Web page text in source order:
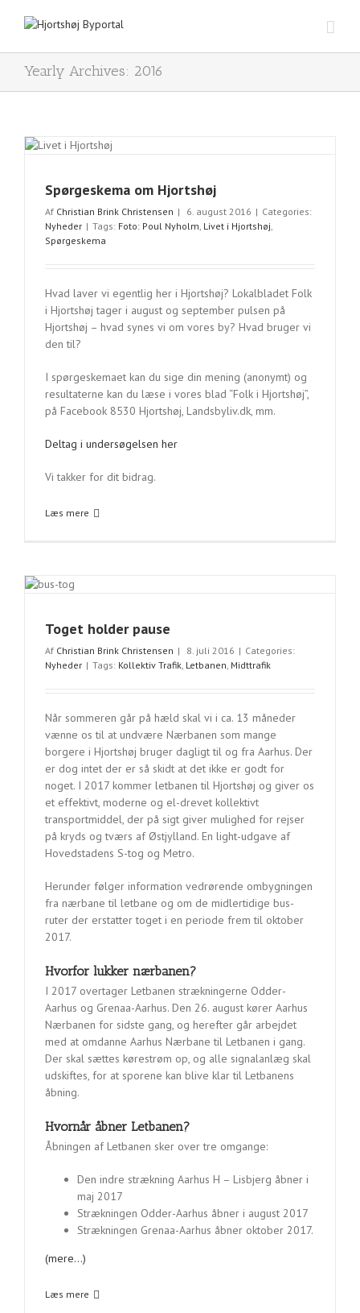
Yearly Archives: 2016
Spørgeskema om Hjortshøj
Af Christian Brink Christensen | 6. august 2016 | Categories:
Nyheder | Tags: Foto: Poul Nyholm, Livet i Hjortshøj,
Spørgeskema
Hvad laver vi egentlig her i Hjortshøj? Lokalbladet Folk
i Hjortshøj tager i august og september pulsen på
Hjortshøj – hvad synes vi om vores by? Hvad bruger vi
den til?
I spørgeskemaet kan du sige din mening (anonymt) og
resultaterne kan du læse i vores blad “Folk i Hjortshøj”,
på Facebook 8530 Hjortshøj, Landsbyliv.dk, mm.
Deltag i undersøgelsen her
Vi takker for dit bidrag.
Læs mere
Toget holder pause
Af Christian Brink Christensen | 8. juli 2016 | Categories:
Nyheder | Tags: Kollektiv Trafik, Letbanen, Midttrafik
Når sommeren går på hæld skal vi i ca. 13 måneder
vænne os til at undvære Nærbanen som mange
borgere i Hjortshøj bruger dagligt til og fra Aarhus. Der
er dog intet der er så skidt at det ikke er godt for
noget. I 2017 kommer letbanen til Hjortshøj og giver os
et effektivt, moderne og el-drevet kollektivt
transportmiddel, der på sigt giver mulighed for rejser
på kryds og tværs af Østjylland. En light-udgave af
Hovedstadens S-tog og Metro.
Herunder følger information vedrørende ombygningen
fra nærbane til letbane og om de midlertidige bus-
ruter der erstatter toget i en periode frem til oktober
2017.
Hvorfor lukker nærbanen?
I 2017 overtager Letbanen strækningerne Odder-
Aarhus og Grenaa-Aarhus. Den 26. august kører Aarhus
Nærbanen for sidste gang, og herefter går arbejdet
med at omdanne Aarhus Nærbane til Letbanen i gang.
Der skal sættes kørestrøm op, og alle signalanlæg skal
udskiftes, for at sporene kan blive klar til Letbanens
åbning.
Hvornår åbner Letbanen?
Åbningen af Letbanen sker over tre omgange:
Den indre strækning Aarhus H – Lisbjerg åbner i
maj 2017
Strækningen Odder-Aarhus åbner i august 2017
Strækningen Grenaa-Aarhus åbner oktober 2017.
(mere…)
Læs mere